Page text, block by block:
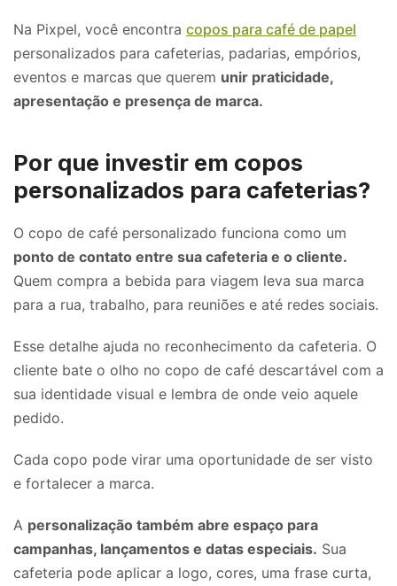
Na Pixpel, você encontra copos para café de papel
personalizados para cafeterias, padarias, empórios,
eventos e marcas que querem unir praticidade,
apresentação e presença de marca.
Por que investir em copos
personalizados para cafeterias?
O copo de café personalizado funciona como um
ponto de contato entre sua cafeteria e o cliente.
Quem compra a bebida para viagem leva sua marca
para a rua, trabalho, para reuniões e até redes sociais.
Esse detalhe ajuda no reconhecimento da cafeteria. O
cliente bate o olho no copo de café descartável com a
sua identidade visual e lembra de onde veio aquele
pedido.
Cada copo pode virar uma oportunidade de ser visto
e fortalecer a marca.
A personalização também abre espaço para
campanhas, lançamentos e datas especiais. Sua
cafeteria pode aplicar a logo, cores, uma frase curta,